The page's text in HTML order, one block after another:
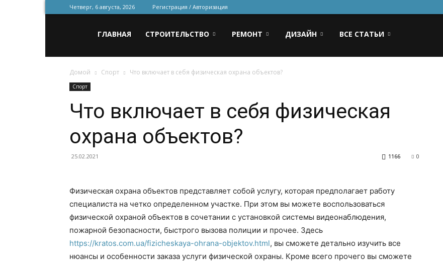
Четверг, 6 августа, 2026 Регистрация / Авторизация
для
строительства
и
ремонта
ГЛАВНАЯ СТРОИТЕЛЬСТВО РЕМОНТ ДИЗАЙН ВСЕ СТАТЬИ
Домой Спорт Что включает в себя физическая охрана объектов?
Спорт
Что включает в себя физическая
охрана объектов?
25.02.2021 0
1166
Физическая охрана объектов представляет собой услугу, которая предполагает работу
специалиста на четко определенном участке. При этом вы можете воспользоваться
физической охраной объектов в сочетании с установкой системы видеонаблюдения,
пожарной безопасности, быстрого вызова полиции и прочее. Здесь
https://kratos.com.ua/fizicheskaya-ohrana-objektov.html, вы сможете детально изучить все
нюансы и особенности заказа услуги физической охраны. Кроме всего прочего вы сможете